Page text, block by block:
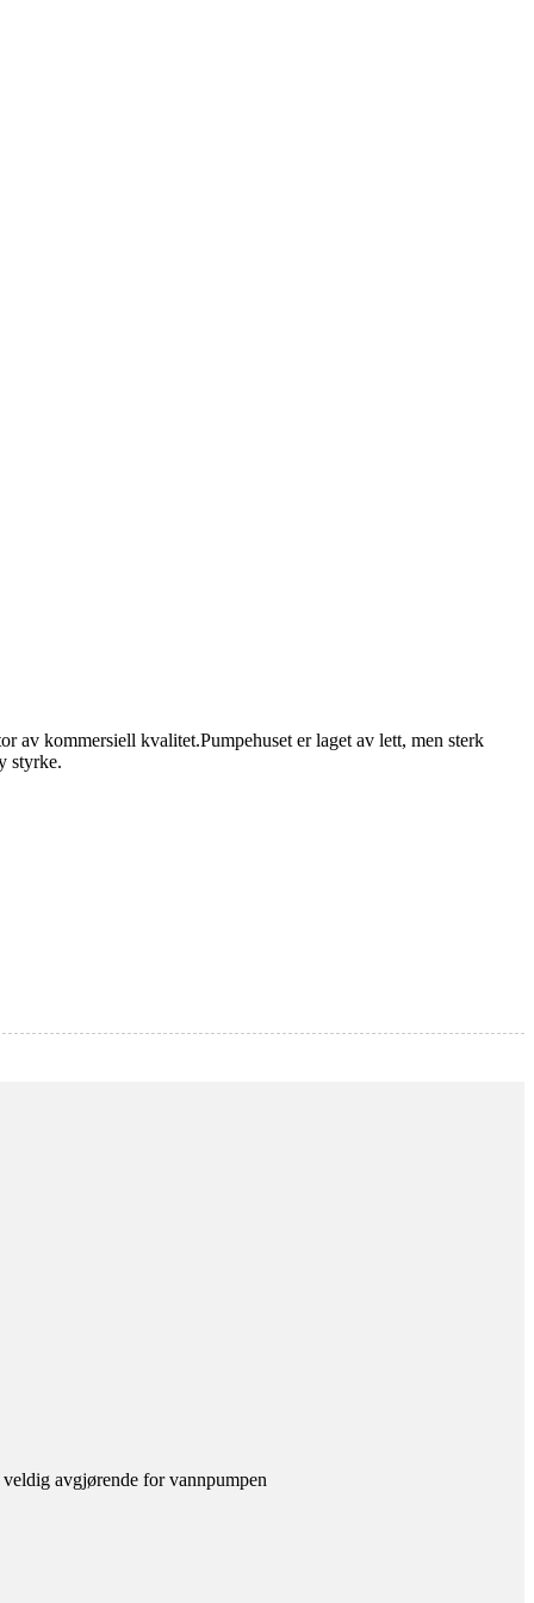
av kommersiell kvalitet.Pumpehuset er laget av lett, men sterk
styrke.
avgjørende for vannpumpen